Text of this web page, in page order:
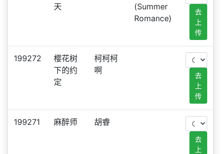
天
(Summer
Romance)
去
上
传
199272
樱花树
下的约
定
柯柯柯
啊
去
上
传
199271 麻醉师 胡睿
去
上